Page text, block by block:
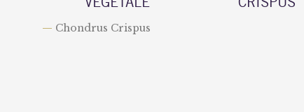
— Chondrus Crispus